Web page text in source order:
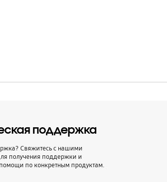
поддержка
Свяжитесь с нашими
получения поддержки и
по конкретным продуктам.